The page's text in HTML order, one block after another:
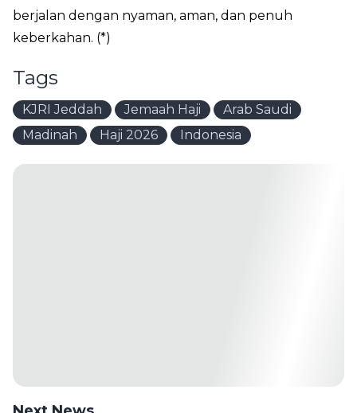
berjalan dengan nyaman, aman, dan penuh
keberkahan. (*)
Tags
KJRI Jeddah Jemaah Haji
Arab Saudi
Madinah
Haji 2026 Indonesia